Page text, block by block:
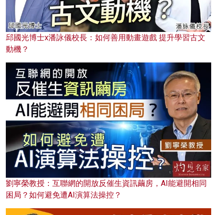
邱國光博士x潘詠儀校長：如何善用動畫遊戲 提升學習古文
動機？
劉寧榮教授：互聯網的開放反催生資訊繭房，AI能避開相同
困局？如何避免遭AI演算法操控？